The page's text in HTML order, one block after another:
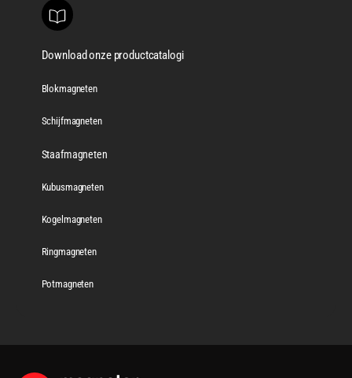
Download onze productcatalogi
Blokmagneten
Schijfmagneten
Staafmagneten
Kubusmagneten
Kogelmagneten
Ringmagneten
Potmagneten